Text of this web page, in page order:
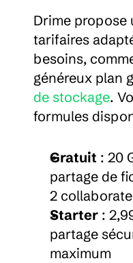
Drime propose
tarifaires
besoins,
généreux plan
de stockage.
formules
Gratuit : 20
partage de
2
Starter :
partage
maximum